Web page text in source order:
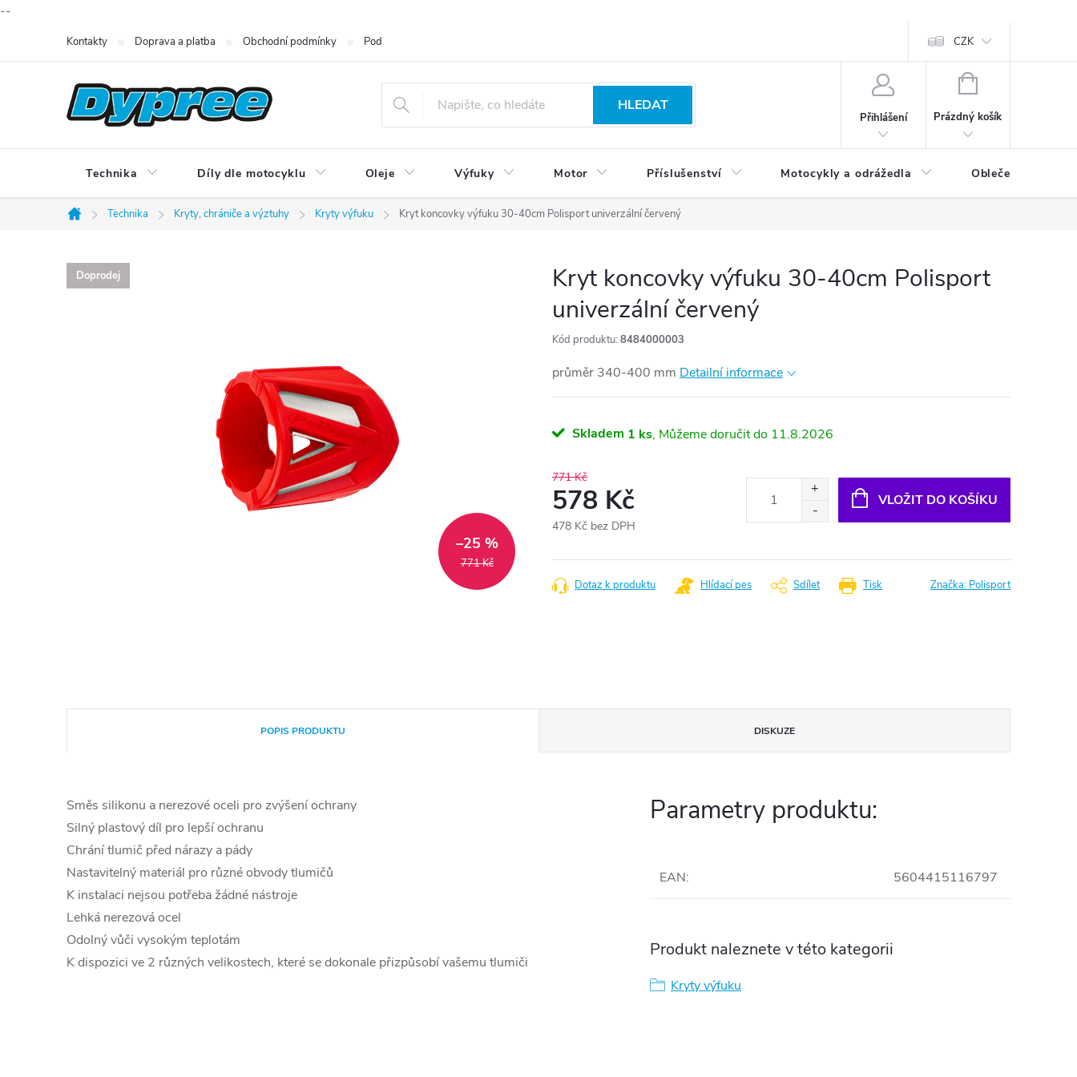
--
Kontakty Doprava a platba Obchodní podmínky Podmínky ochrany osobních údajů CZK
HLEDAT
Přihlášení
NÁKUPNÍ
Prázdný košík
Technika Díly dle motocyklu Oleje Výfuky Motor Příslušenství Motocykly a odrážedla Oblečení a
Domů
Technika Kryty, chrániče a výztuhy Kryty výfuku Kryt koncovky výfuku 30-40cm Polisport univerzální červený
Doprodej
771 Kč
–25 %
Kryt koncovky výfuku 30-40cm Polisport
univerzální červený
Kód produktu: 8484000003
průměr 340-400 mm Detailní informace
Skladem 1 ks 11.8.2026
771 Kč
578 Kč
478 Kč bez DPH
cena:
VLOŽIT DO KOŠÍKU
Tisk
Dotaz k produktu Hlídací pes Sdílet Značka: Polisport
POPIS PRODUKTU DISKUZE
Směs silikonu a nerezové oceli pro zvýšení ochrany
Silný plastový díl pro lepší ochranu
Chrání tlumič před nárazy a pády
Nastavitelný materiál pro různé obvody tlumičů
K instalaci nejsou potřeba žádné nástroje
Lehká nerezová ocel
Odolný vůči vysokým teplotám
K dispozici ve 2 různých velikostech, které se dokonale přizpůsobí vašemu tlumiči
Parametry produktu:
EAN: 5604415116797
Produkt naleznete v této kategorii
Kryty výfuku